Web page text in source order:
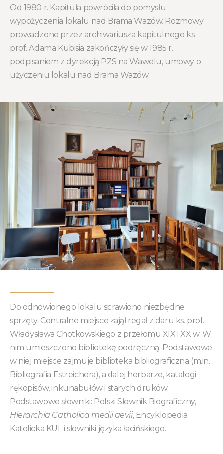
Od 1980 r. Kapituła powróciła do pomysłu
wypożyczenia lokalu nad Brama Wazów. Rozmowy
prowadzone przez archiwariusza kapitulnego ks.
prof. Adama Kubisia zakończyły się w 1985 r.
podpisaniem z dyrekcją PZS na Wawelu, umowy o
użyczeniu lokalu nad Brama Wazów.
Do odnowionego lokalu sprawiono niezbędne
sprzęty. Centralne miejsce zajął regał z daru ks. prof.
Władysława Chotkowskiego z przełomu XIX i XX w. W
nim umieszczono bibliotekę podręczną. Podstawowe
w niej miejsce zajmuje biblioteka bibliograficzna (m.in.
Bibliografia Estreichera), a dalej herbarze, katalogi
rękopisów, inkunabułów i starych druków.
Podstawowe słowniki: Polski Słownik Biograficzny,
Hierarchia Catholica medii aevii, Encyklopedia
Katolicka KUL i słowniki języka łacińskiego.